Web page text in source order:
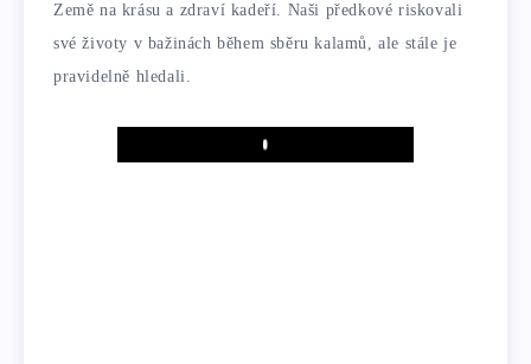
Země na krásu a zdraví kadeří. Naši předkové riskovali
své životy v bažinách během sběru kalamů, ale stále je
pravidelně hledali.
Play